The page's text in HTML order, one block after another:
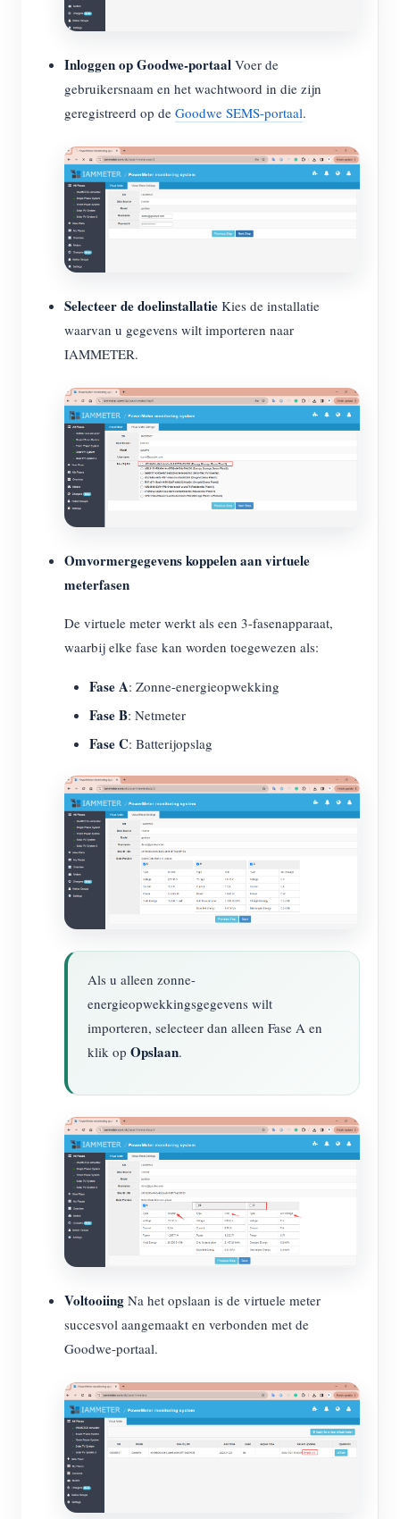
Inloggen op Goodwe-portaal Voer de
gebruikersnaam en het wachtwoord in die zijn
geregistreerd op de Goodwe SEMS-portaal.
Selecteer de doelinstallatie Kies de installatie
waarvan u gegevens wilt importeren naar
IAMMETER.
Omvormergegevens koppelen aan virtuele
meterfasen
De virtuele meter werkt als een 3-fasenapparaat,
waarbij elke fase kan worden toegewezen als:
Fase A: Zonne-energieopwekking
Fase B: Netmeter
Fase C: Batterijopslag
Als u alleen zonne-
energieopwekkingsgegevens wilt
importeren, selecteer dan alleen Fase A en
klik op Opslaan.
Voltooiing Na het opslaan is de virtuele meter
succesvol aangemaakt en verbonden met de
Goodwe-portaal.